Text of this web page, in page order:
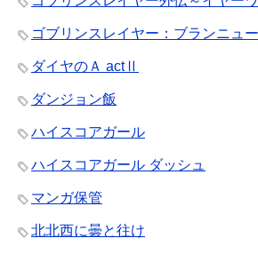
ゴブリンスレイヤー：ブランニュ
ダイヤのＡ actⅡ
ダンジョン飯
ハイスコアガール
ハイスコアガール ダッシュ
マンガ保管
北北西に曇と往け